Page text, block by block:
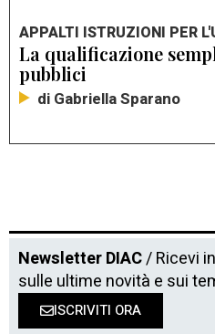
APPALTI ISTRUZIONI PER
La qualificazione
pubblici
di Gabriella Sparano
Newsletter DIAC/ Ricevi
sulle ultime novità e sui
ISCRIVITI ORA